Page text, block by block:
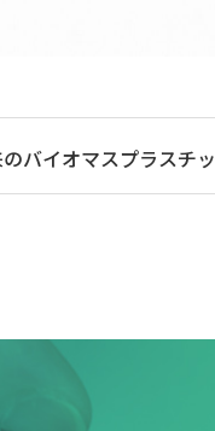
バイオマスプラスチ